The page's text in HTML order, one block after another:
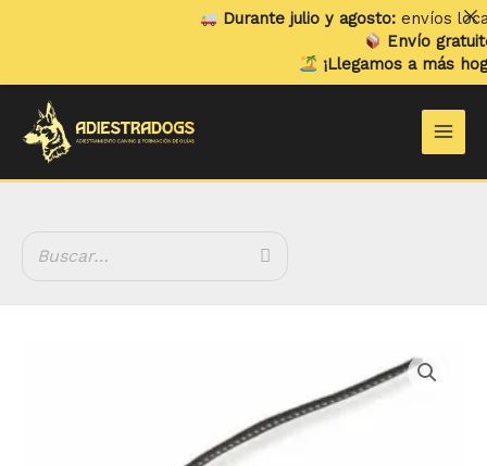
Durante julio y agosto:envíos
Envío gratuito
¡Llegamos a más